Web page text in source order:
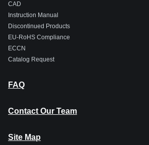
CAD
Instruction Manual
Discontinued Products
EU-RoHS Compliance
ECCN
Catalog Request
FAQ
Contact Our Team
Site Map